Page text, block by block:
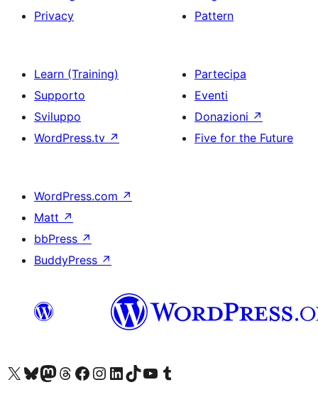
Privacy
Pattern
Learn (Training)
Supporto
Sviluppo
WordPress.tv ↗
Partecipa
Eventi
Donazioni ↗
Five for the Future
WordPress.com ↗
Matt ↗
bbPress ↗
BuddyPress ↗
Visita il nostro account X (ex Twitter)
Visita il nostro account Bluesky
Visita il nostro account Mastodon
Visita il nostro account Threads
Visita la nostra pagina Facebook
Visita il nostro account Instagram
Visita il nostro account LinkedIn
Visita il nostro account TikTok
Visita il nostro canale YouTube
Visita il nostro account Tumblr